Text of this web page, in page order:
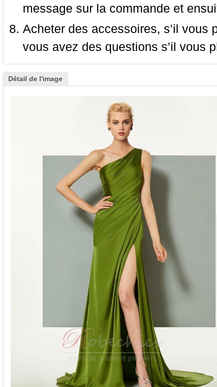
message sur la commande et
Acheter des accessoires, s’il
vous avez des questions s’il vous
Détail de l'image